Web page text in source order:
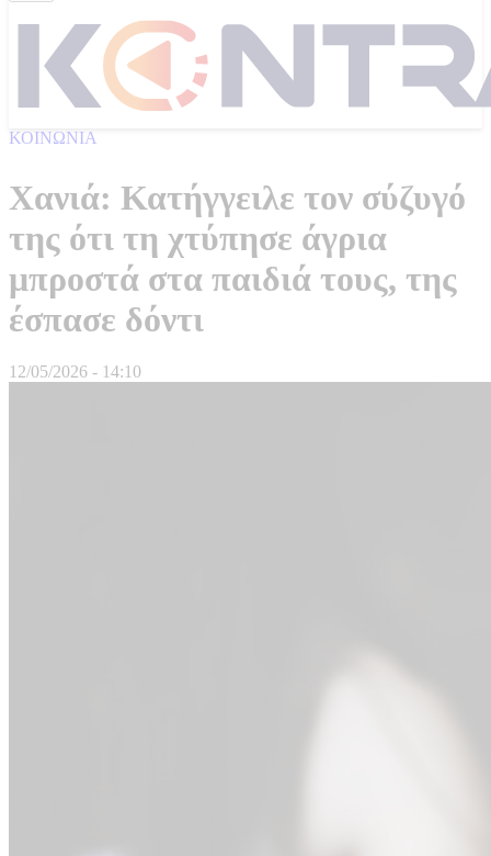
ΚΟΙΝΩΝΙΑ
Χανιά: Κατήγγειλε τον σύζυγό
της ότι τη χτύπησε άγρια
μπροστά στα παιδιά τους, της
έσπασε δόντι
12/05/2026 - 14:10